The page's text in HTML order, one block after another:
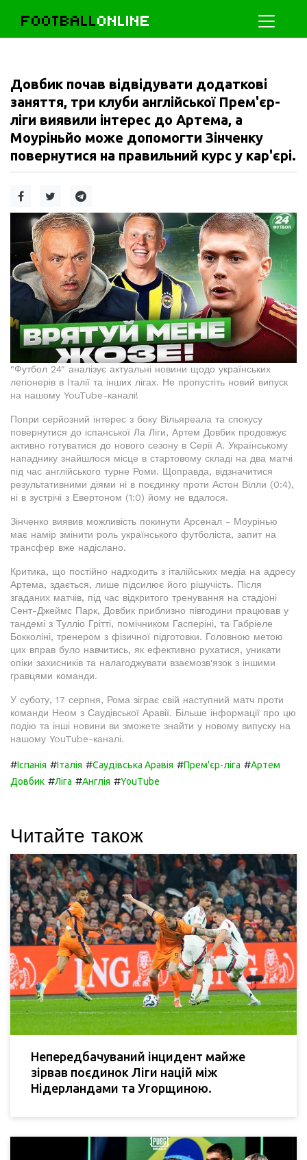
FOOTBALLONLINE
Довбик почав відвідувати додаткові
заняття, три клуби англійської Прем'єр-
ліги виявили інтерес до Артема, а
Моуріньйо може допомогти Зінченку
повернутися на правильний курс у кар'єрі.
"Футбол 24" аналізує актуальні новини щодо українських
легіонерів в Італії та інших лігах. Не пропустіть новий випуск
на нашому YouTube-каналі!
Попри серйозний інтерес з боку Вільяреала та спокусу
повернутися до іспанської Ла Ліги, Артем Довбик продовжує
активно готуватися до нового сезону в Серії А. Українському
нападнику знайшлося місце в стартовому складі на два матчі
під час англійського турне Роми. Щоправда, відзначитися
результативними діями ні в поєдинку проти Астон Вілли (0:4),
ні в зустрічі з Евертоном (1:0) йому не вдалося.
Зінченко виявив можливість покинути Арсенал - Моурінью
має намір змінити роль українського футболіста, запит на
трансфер вже надіслано.
Критика, що постійно надходить з італійських медіа на адресу
Артема, здається, лише підсилює його рішучість. Після
згаданих матчів, під час відкритого тренування на стадіоні
Сент-Джеймс Парк, Довбик приблизно півгодини працював у
тандемі з Тулліо Грітті, помічником Гасперіні, та Габріеле
Бокколіні, тренером з фізичної підготовки. Головною метою
цих вправ було навчитись, як ефективно рухатися, уникати
опіки захисників та налагоджувати взаємозв'язок з іншими
гравцями команди.
У суботу, 17 серпня, Рома зіграє свій наступний матч проти
команди Неом з Саудівської Аравії. Більше інформації про цю
подію та інші новини ви зможете знайти у новому випуску на
нашому YouTube-каналі.
#Іспанія #Італія #Саудівська Аравія #Прем'єр-ліга #Артем
Довбик #Ліга #Англія #YouTube
Читайте також
Непередбачуваний інцидент майже
зірвав поєдинок Ліги націй між
Нідерландами та Угорщиною.